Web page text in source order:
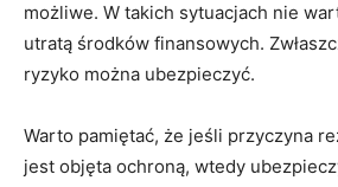
możliwe. W takich sytuacjach nie
utratą środków finansowych.
ryzyko można ubezpieczyć.
Warto pamiętać, że jeśli przyczyna
jest objęta ochroną, wtedy